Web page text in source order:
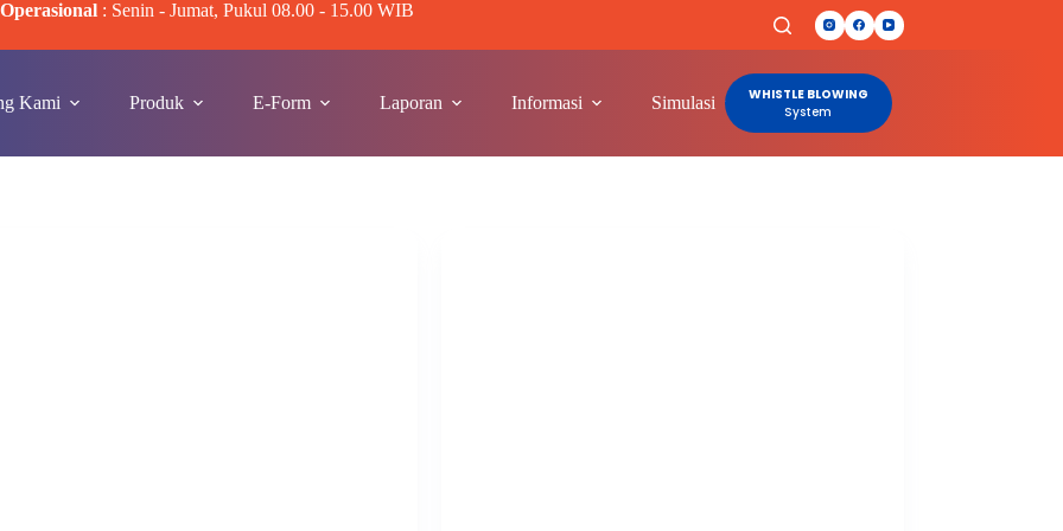
: Senin - Jumat, Pukul 08.00 - 15.00 WIB
Kami Produk E-Form Laporan Informasi Simulasi Lainnya
WHISTLE BLOWING
System